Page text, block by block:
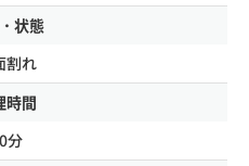
状態
割れ
時間
分